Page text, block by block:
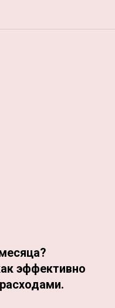
эффективно